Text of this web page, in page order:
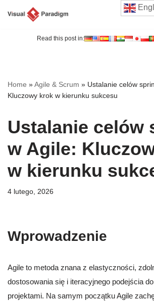
Read this post in:
Home »Agile & Scrum » Ustalanie celów
Kluczowy krok w kierunku sukcesu
Ustalanie celów
w Agile:
w kierunku
4 lutego, 2026
Wprowadzenie
Agile to metoda znana z elastyczności,
dostosowania się i iteracyjnego podejścia
projektami. Na samym początku Agile